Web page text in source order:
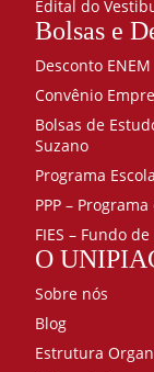
Edital do
Bolsas e
Desconto ENEM
Convênio
Bolsas de
Suzano
Programa
PPP –
FIES – Fundo
O
Sobre nós
Blog
Estrutura